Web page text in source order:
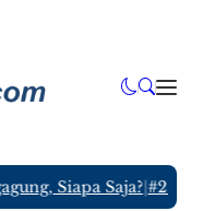
Siapa Saja?|#2 -